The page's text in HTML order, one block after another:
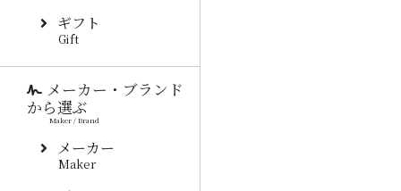
ギフト
Gift
メーカー・ブランド
から選ぶ
Maker / Brand
メーカー
Maker